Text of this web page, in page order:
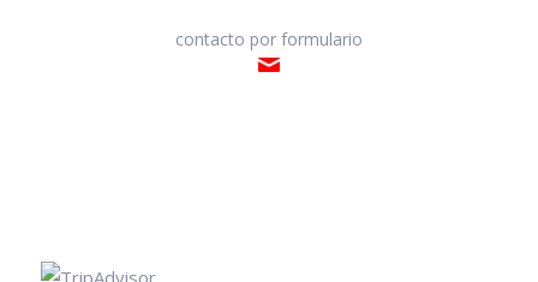
contacto por formulario